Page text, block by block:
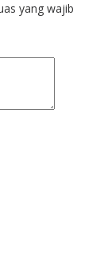
yang wajib